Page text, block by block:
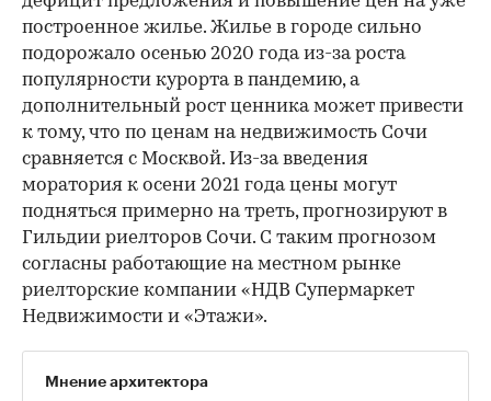
построенное жилье. Жилье в городе сильно
подорожало осенью 2020 года из-за роста
популярности курорта в пандемию, а
дополнительный рост ценника может привести
к тому, что по ценам на недвижимость Сочи
сравняется с Москвой. Из-за введения
моратория к осени 2021 года цены могут
подняться примерно на треть, прогнозируют в
Гильдии риелторов Сочи. С таким прогнозом
согласны работающие на местном рынке
риелторские компании «НДВ Супермаркет
Недвижимости и «Этажи».
Мнение архитектора